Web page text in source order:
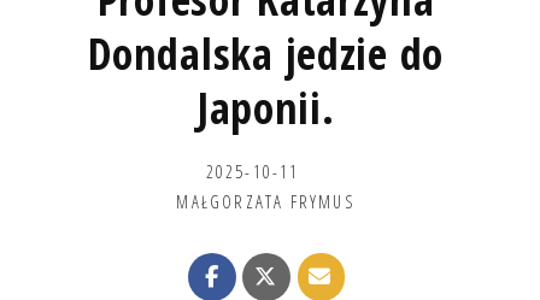
Dondalska jedzie do
Japonii.
2025-10-11
MAŁGORZATA FRYMUS